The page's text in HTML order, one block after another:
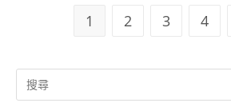
研
1 2 3 4
Search
for: